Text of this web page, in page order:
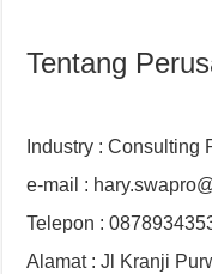
Tentang
Industry : Consulting
e-mail :
Telepon :
Alamat : Jl Kranji